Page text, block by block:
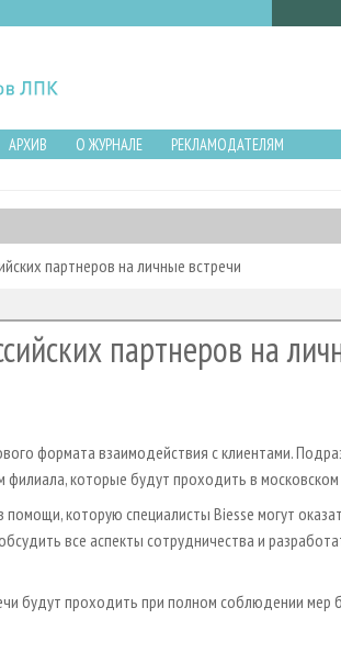
АРХИВ О ЖУРНАЛЕ
РЕКЛАМОДАТЕЛЯМ
партнеров на личные встречи
партнеров на
формата взаимодействия с клиентами.
которые будут проходить в
которую специалисты Biesse могут
все аспекты сотрудничества и
будут проходить при полном соблюдении мер